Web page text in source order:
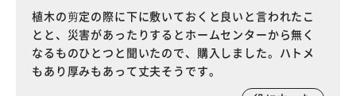
植木の剪定の際に下に敷いておくと良いと言われたこ
とと、災害があったりするとホームセンターから無く
なるものひとつと聞いたので、購入しました。ハトメ
もあり厚みもあって丈夫そうです。